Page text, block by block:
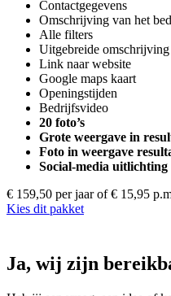
Contactgegevens
Omschrijving van het
Alle filters
Uitgebreide omschrijving
Link naar website
Google maps kaart
Openingstijden
Bedrijfsvideo
20 foto’s
Grote weergave in
Foto in weergave
Social-media uitlichting
€ 159,50 per jaar of € 15,95
Kies dit pakket
Ja, wij zijn